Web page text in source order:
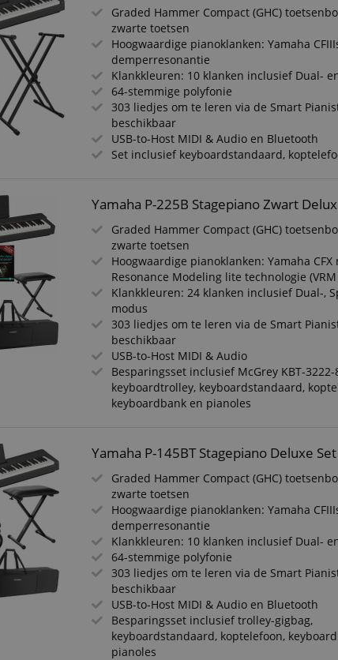
Graded Hammer Compact (GHC)
zwarte toetsen
Hoogwaardige pianoklanken: Yamaha
demperresonantie
Klankkleuren: 10 klanken inclusief Dual-
64-stemmige polyfonie
303 liedjes om te leren via de Smart
beschikbaar
USB-to-Host MIDI & Audio en Bluetooth
Set inclusief keyboardstandaard,
Yamaha P-225B Stagepiano Zwart
Graded Hammer Compact (GHC)
zwarte toetsen
Hoogwaardige pianoklanken: Yamaha
Resonance Modeling lite technologie
Klankkleuren: 24 klanken inclusief Dual-,
modus
303 liedjes om te leren via de Smart
beschikbaar
USB-to-Host MIDI & Audio
Besparingsset inclusief McGrey KBT-3222-
keyboardtrolley, keyboardstandaard,
keyboardbank en pianoles
Yamaha P-145BT Stagepiano Deluxe Set
Graded Hammer Compact (GHC)
zwarte toetsen
Hoogwaardige pianoklanken: Yamaha
demperresonantie
Klankkleuren: 10 klanken inclusief Dual-
64-stemmige polyfonie
303 liedjes om te leren via de Smart
beschikbaar
USB-to-Host MIDI & Audio en Bluetooth
Besparingsset inclusief trolley-gigbag,
keyboardstandaard, koptelefoon,
pianoles